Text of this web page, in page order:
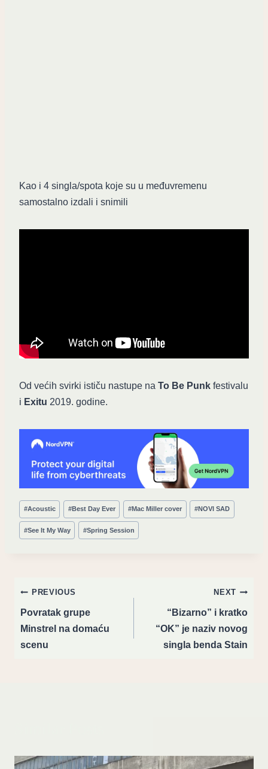
Kao i 4 singla/spota koje su u međuvremenu
samostalno izdali i snimili
Od većih svirki ističu nastupe na To Be Punk festivalu
i Exitu 2019. godine.
Post
Tags:
#Acoustic #Best Day Ever #Mac Miller cover #NOVI SAD
#See It My Way #Spring Session
Post
navigation
PREVIOUS
Povratak grupe
Minstrel na domaću
scenu
NEXT
“Bizarno” i kratko
“OK” je naziv novog
singla benda Stain